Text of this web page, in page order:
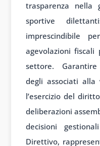
trasparenza nella
sportive
imprescindibile
agevolazioni
settore.
degli associati alla
l’esercizio del
deliberazioni
decisioni
Direttivo,